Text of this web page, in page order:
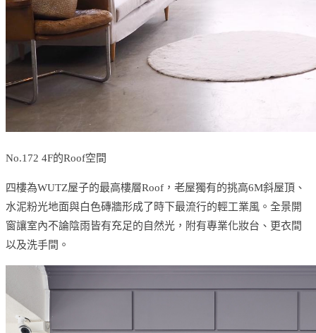
No.172 4F的Roof空間
四樓為WUTZ屋子的最高樓層Roof，老屋獨有的挑高6M斜屋頂、
水泥粉光地面與白色磚牆形成了時下最流行的輕工業風。全景開
窗讓室內不論陰雨皆有充足的自然光，附有專業化妝台、更衣間
以及洗手間。